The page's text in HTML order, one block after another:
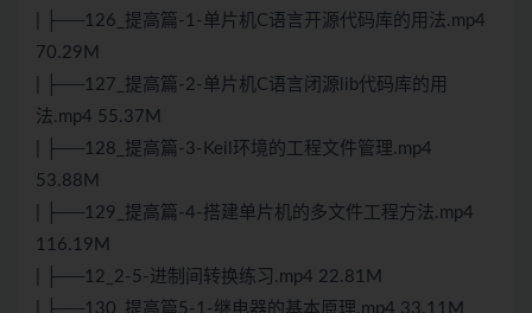
| ├──126_提高篇-1-单片机C语言开源代码库的用法.mp4
70.29M
| ├──127_提高篇-2-单片机C语言 闭源lib代码库的用
法.mp4 55.37M
| ├──128_提高篇-3-Keil环境的工程文件管理.mp4
53.88M
| ├──129_提高篇-4-搭建单片机的多文件工程方法.mp4
116.19M
| ├──12_2-5-进制间转换练习.mp4 22.81M
| ├──130_提高篇5-1-继电器的基本原理.mp4 33.11M